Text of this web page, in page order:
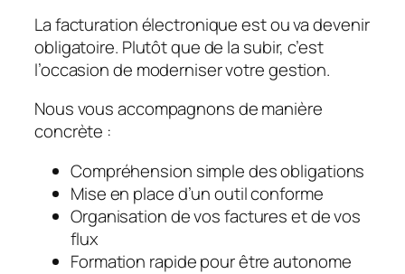
La facturation électronique est ou va devenir
obligatoire. Plutôt que de la subir, c’est
l’occasion de moderniser votre gestion.
Nous vous accompagnons de manière
concrète :
Compréhension simple des obligations
Mise en place d’un outil conforme
Organisation de vos factures et de vos
flux
Formation rapide pour être autonome